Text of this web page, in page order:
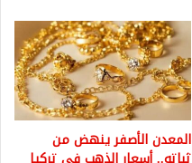
المعدن الأصفر ينهض من